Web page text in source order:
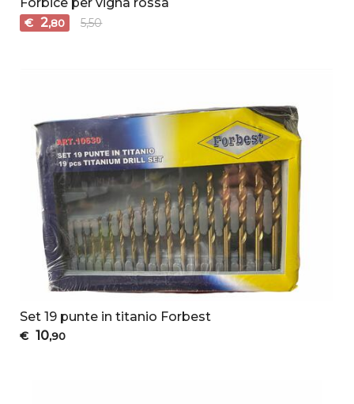
€ 2,80 5,50
Set 19 punte in titanio Forbest
€ 10,90